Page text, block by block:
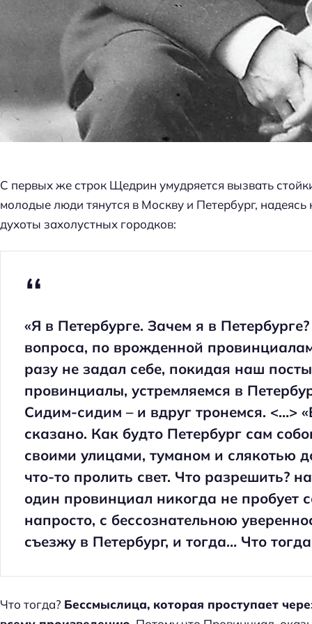
С первых же строк Щедрин умудряется вызвать
молодые люди тянутся в Москву и Петербург,
духоты захолустных городков:
«Я в Петербурге. Зачем я в
вопроса, по врожденной
разу не задал себе, покидая наш
провинциалы, устремляемся в
Сидим-сидим – и вдруг тронемся. <…>
сказано. Как будто Петербург сам
своими улицами, туманом и слякотью
что-то пролить свет. Что разрешить?
один провинциал никогда не пробует
напросто, с бессознательною
съезжу в Петербург, и тогда… Что
Что тогда? Бессмыслица, которая проступает